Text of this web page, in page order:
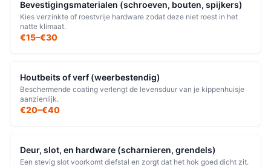
Bevestigingsmaterialen (schroeven, bouten, spijkers)
Kies verzinkte of roestvrije hardware zodat deze niet roest in het
natte klimaat.
€15–€30
Houtbeits of verf (weerbestendig)
Beschermende coating verlengt de levensduur van je kippenhuisje
aanzienlijk.
€20–€40
Deur, slot, en hardware (scharnieren, grendels)
Een stevig slot voorkomt diefstal en zorgt dat het hok goed dicht zit.